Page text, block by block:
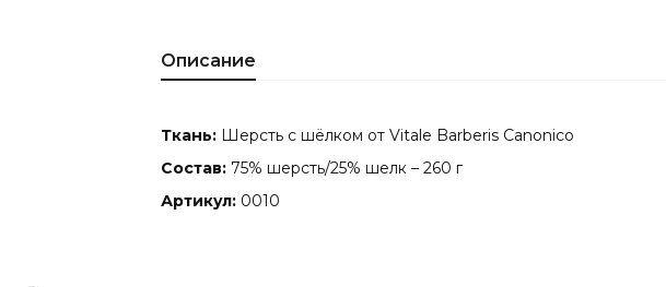
Описание
Ткань: Шерсть с шёлком от Vitale Barberis Canonico
Состав: 75% шерсть/25% шелк – 260 г
Артикул: 0010